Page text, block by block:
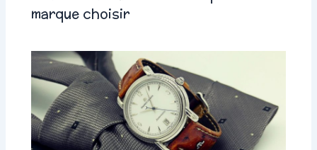
marque choisir